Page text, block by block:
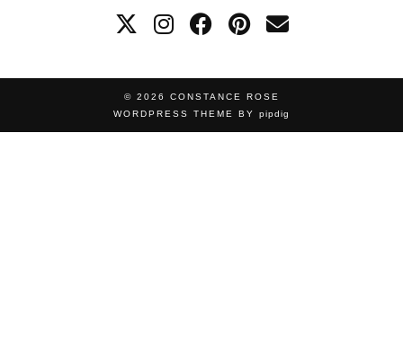
© 2026 CONSTANCE ROSE
WORDPRESS THEME BY pipdig